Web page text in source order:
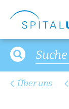
Über uns